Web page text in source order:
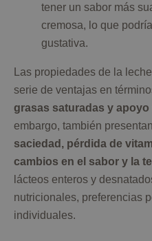
tener un sabor más
cremosa, lo que
gustativa.
Las propiedades de la
serie de ventajas en
grasas saturadas y apoyo
embargo, también presentan
saciedad, pérdida de
cambios en el sabor y la
lácteos enteros y
nutricionales, preferencias
individuales.